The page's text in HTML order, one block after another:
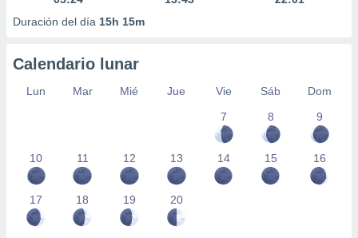
Duración del día 15h 15m
Calendario lunar
Lun Mar Mié Jue Vie Sáb
Dom
7
8 9
10 11 12 13 14 15 16
17 18 19 20